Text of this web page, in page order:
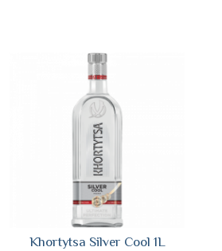
Khortytsa Silver Cool 1L